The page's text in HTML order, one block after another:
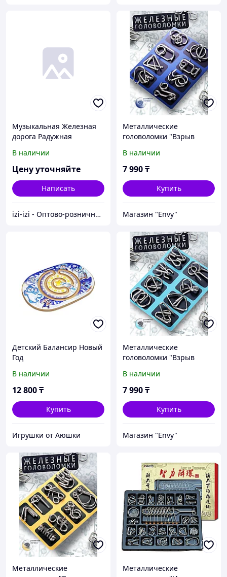
Музыкальная Железная
дорога Радужная
В наличии
Цену уточняйте
Написать
izi-izi - Оптово-розничный Склад - товары на заказ до двери! Cамые уникальные и полезные товары.
Металлические
головоломки "Взрыв
Различные модели. 8
штук в наборе. Синий.
В наличии
7 990₸
Купить
Магазин "Envy"
Детский Балансир Новый
Год
В наличии
12 800₸
Купить
Игрушки от Аюшки
Металлические
головоломки "Взрыв
Различные модели. 8
штук в наборе.
В наличии
7 990₸
Купить
Магазин "Envy"
Металлические
Металлические